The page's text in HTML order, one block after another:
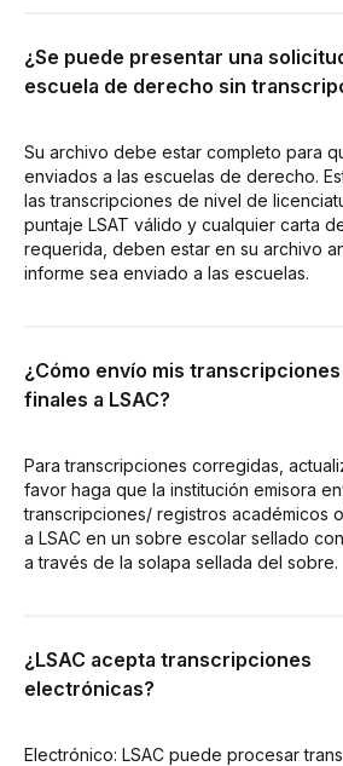
¿Se puede presentar una
escuela de derecho sin
Su archivo debe estar completo para
enviados a las escuelas de derecho.
las transcripciones de nivel de
puntaje LSAT válido y cualquier carta
requerida, deben estar en su archivo
informe sea enviado a las escuelas.
¿Cómo envío mis transcripciones
finales a LSAC?
Para transcripciones corregidas,
favor haga que la institución emisora
transcripciones/ registros académicos
a LSAC en un sobre escolar sellado
a través de la solapa sellada del sobre.
¿LSAC acepta transcripciones
electrónicas?
Electrónico: LSAC puede procesar